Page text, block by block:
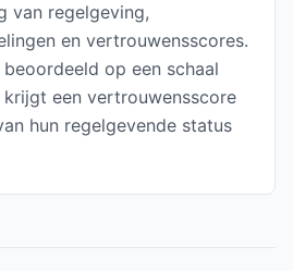
van regelgeving,
en vertrouwensscores.
op een schaal
een vertrouwensscore
hun regelgevende status